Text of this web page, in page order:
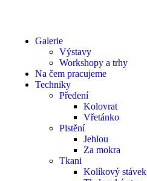
Galerie
Výstavy
Workshopy a trhy
Na čem pracujeme
Techniky
Předení
Kolovrat
Vřetánko
Plstění
Jehlou
Za mokra
Tkani
Kolíkový stávek